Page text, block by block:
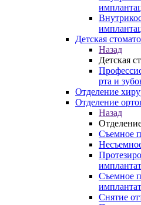
Детская
Назад
Детская
рта и
Отделение
Отделение
Назад
Съемное
Съемное
Снятие